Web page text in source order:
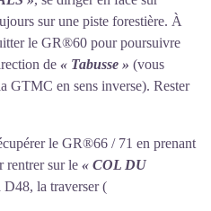
sur une piste forestière. À
le GR®60 pour poursuivre
de « Tabusse » (vous
GTMC en sens inverse). Rester
le GR®66 / 71 en prenant
rentrer sur le « COL DU
la traverser (